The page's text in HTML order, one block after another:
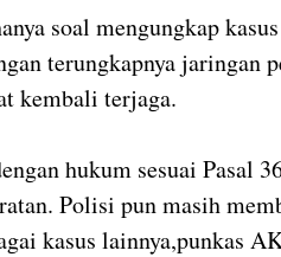
soal mengungkap
terungkapnya jaringan
kembali terjaga.
hukum sesuai Pasal
Polisi pun masih
kasus lainnya,punkas